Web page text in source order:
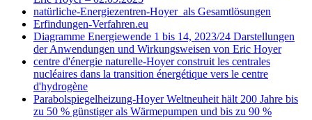
natürliche-Energiezentren-Hoyer als Gesamtlösungen
Erfindungen-Verfahren.eu
Diagramme Energiewende 1 bis 14, 2023/24 Darstellungen
der Anwendungen und Wirkungsweisen von Eric Hoyer
centre d'énergie naturelle-Hoyer construit les centrales
nucléaires dans la transition énergétique vers le centre
d'hydrogène
Parabolspiegelheizung-Hoyer Weltneuheit hält 200 Jahre bis
zu 50 % günstiger als Wärmepumpen und bis zu 90 %